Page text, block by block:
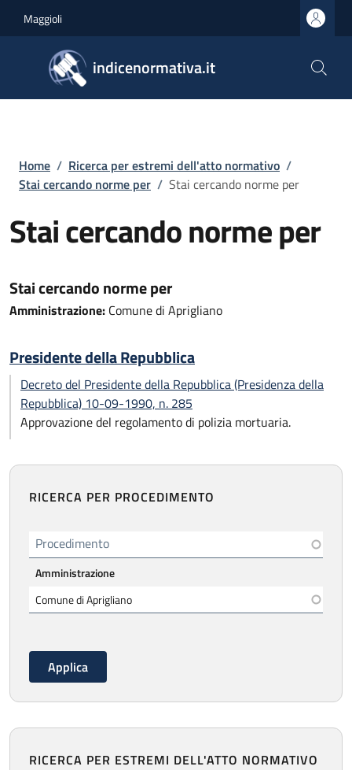
Maggioli
indicenormativa.it
Briciole di pane
Home / Ricerca per estremi dell'atto normativo /
Stai cercando norme per / Stai cercando norme per
Stai cercando norme per
Stai cercando norme per
Amministrazione: Comune di Aprigliano
Presidente della Repubblica
Decreto del Presidente della Repubblica (Presidenza della
Repubblica) 10-09-1990, n. 285
Approvazione del regolamento di polizia mortuaria.
RICERCA PER PROCEDIMENTO
Procedimento
Amministrazione
RICERCA PER ESTREMI DELL'ATTO NORMATIVO